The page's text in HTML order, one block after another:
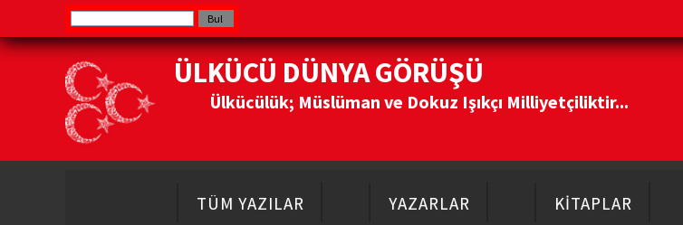
ÜLKÜCÜ DÜNYA GÖRÜŞÜ
Ülkücülük; Müslüman ve Dokuz Işıkçı Milliyetçiliktir...
TÜM YAZILAR YAZARLAR KİTAPLAR